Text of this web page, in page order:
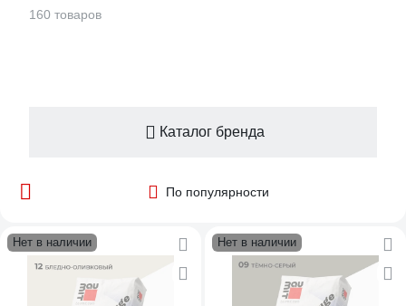
160 товаров
Каталог бренда
По популярности
Нет в наличии Нет в наличии